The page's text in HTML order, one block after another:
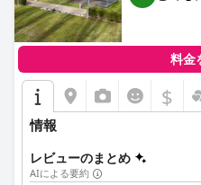
的で楽しいゲストエクスペリエ
訪問者にとって強く推奨される
料金
$
情報
レビューのまとめ
AIによる要約